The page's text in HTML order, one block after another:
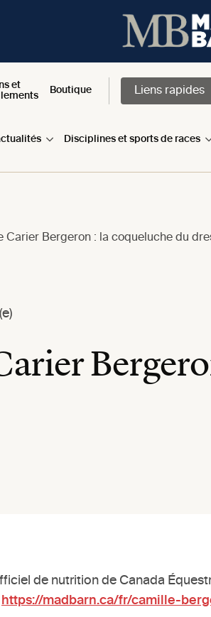
et
Boutique Liens rapides
Disciplines et sports de races
Carier Bergeron : la coqueluche du
de nutrition de Canada
https://madbarn.ca/fr/camille-